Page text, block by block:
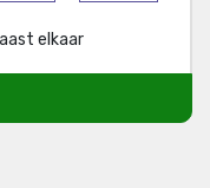
elkaar